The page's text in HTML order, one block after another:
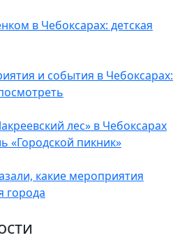
в Чебоксарах: детская
и события в Чебоксарах:
лес» в Чебоксарах
«Городской пикник»
какие мероприятия
города